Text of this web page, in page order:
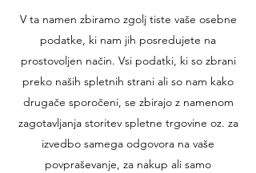
V ta namen zbiramo zgolj tiste vaše osebne
podatke, ki nam jih posredujete na
prostovoljen način. Vsi podatki, ki so zbrani
preko naših spletnih strani ali so nam kako
drugače sporočeni, se zbirajo z namenom
zagotavljanja storitev spletne trgovine oz. za
izvedbo samega odgovora na vaše
povpraševanje, za nakup ali samo